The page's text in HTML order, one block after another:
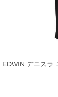
EDWIN デニスラ